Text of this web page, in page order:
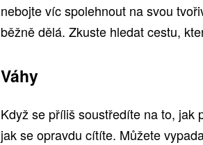
nebojte víc spolehnout na svou
běžně dělá. Zkuste hledat cestu,
Váhy
Když se příliš soustředíte na to, jak
jak se opravdu cítíte. Můžete